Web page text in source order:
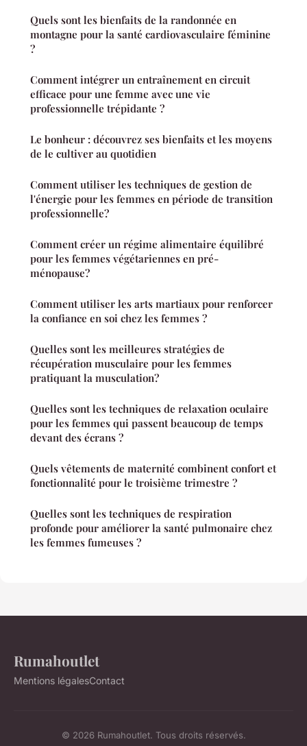
Quels sont les bienfaits de la randonnée en
montagne pour la santé cardiovasculaire féminine
?
Comment intégrer un entraînement en circuit
efficace pour une femme avec une vie
professionnelle trépidante ?
Le bonheur : découvrez ses bienfaits et les moyens
de le cultiver au quotidien
Comment utiliser les techniques de gestion de
l'énergie pour les femmes en période de transition
professionnelle?
Comment créer un régime alimentaire équilibré
pour les femmes végétariennes en pré-
ménopause?
Comment utiliser les arts martiaux pour renforcer
la confiance en soi chez les femmes ?
Quelles sont les meilleures stratégies de
récupération musculaire pour les femmes
pratiquant la musculation?
Quelles sont les techniques de relaxation oculaire
pour les femmes qui passent beaucoup de temps
devant des écrans ?
Quels vêtements de maternité combinent confort et
fonctionnalité pour le troisième trimestre ?
Quelles sont les techniques de respiration
profonde pour améliorer la santé pulmonaire chez
les femmes fumeuses ?
Rumahoutlet
Mentions légalesContact
© 2026 Rumahoutlet. Tous droits réservés.